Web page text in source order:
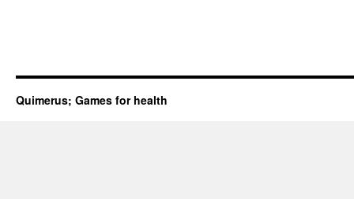
Quimerus; Games for health